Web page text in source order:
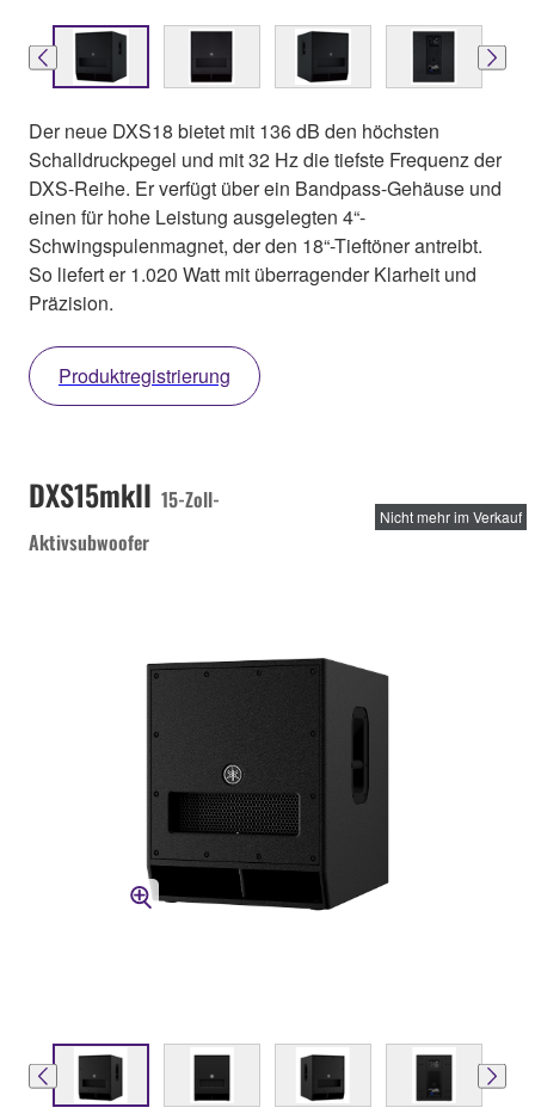
Der neue DXS18 bietet mit 136 dB den höchsten
Schalldruckpegel und mit 32 Hz die tiefste Frequenz der
DXS-Reihe. Er verfügt über ein Bandpass-Gehäuse und
einen für hohe Leistung ausgelegten 4“-
Schwingspulenmagnet, der den 18“-Tieftöner antreibt.
So liefert er 1.020 Watt mit überragender Klarheit und
Präzision.
Produktregistrierung
DXS15mkII 15-Zoll-
Aktivsubwoofer
Nicht mehr im Verkauf